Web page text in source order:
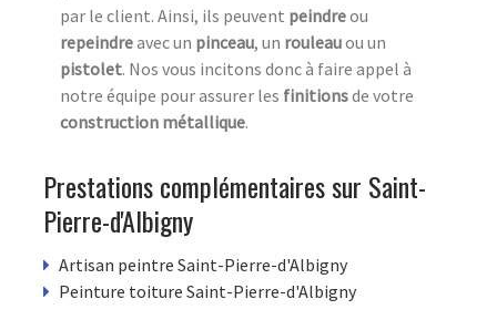
par le client. Ainsi, ils peuvent peindreou
repeindreavec un pinceau, un rouleauou un
pistolet. Nos vous incitons donc à faire appel à
notre équipe pour assurer les finitionsde votre
construction métallique.
Prestations complémentaires sur Saint-
Pierre-d'Albigny
Artisan peintre Saint-Pierre-d'Albigny
Peinture toiture Saint-Pierre-d'Albigny